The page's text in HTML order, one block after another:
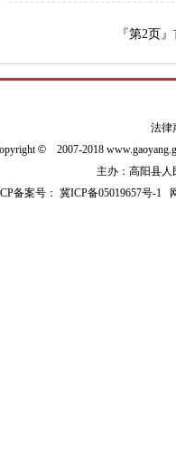
『第2页』
法律
© 2007-2018
主办：高阳县人
备案号：冀ICP备05019657号-1